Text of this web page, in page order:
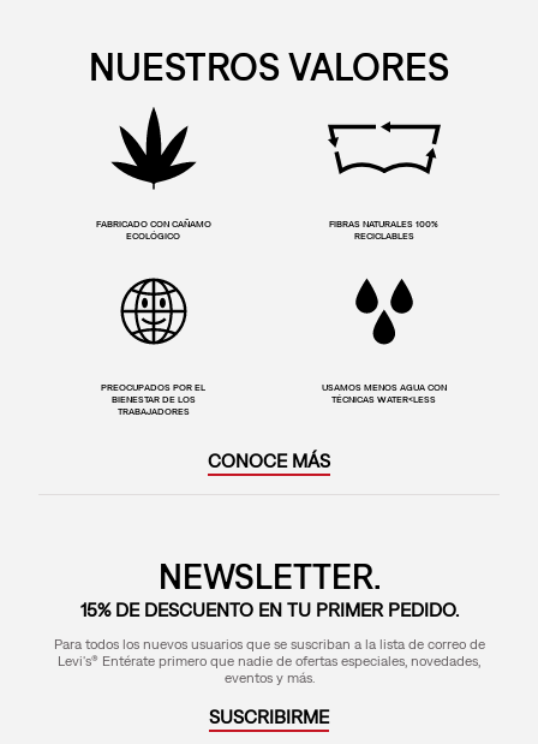
NUESTROS VALORES
FABRICADO CON CAÑAMO
ECOLÓGICO
FIBRAS NATURALES 100%
RECICLABLES
PREOCUPADOS POR EL
BIENESTAR DE LOS
TRABAJADORES
USAMOS MENOS AGUA CON
TÉCNICAS WATER<LESS
CONOCE MÁS
NEWSLETTER.
15% DE DESCUENTO EN TU PRIMER PEDIDO.
Para todos los nuevos usuarios que se suscriban a la lista de correo de
Levi's® Entérate primero que nadie de ofertas especiales, novedades,
eventos y más.
SUSCRIBIRME